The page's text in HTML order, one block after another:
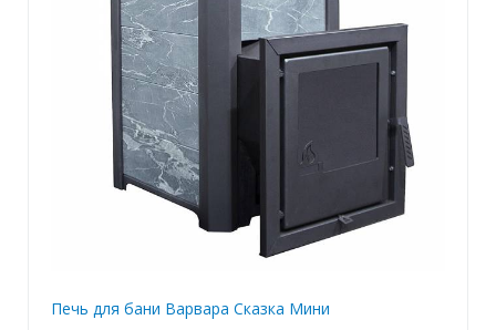
Печь для бани Варвара Сказка Мини